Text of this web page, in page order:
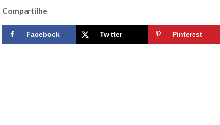
Compartilhe
Facebook Twitter Pinterest